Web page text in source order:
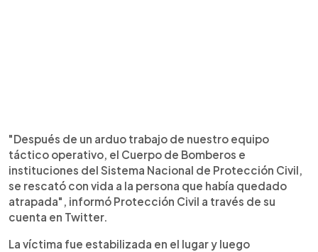
"Después de un arduo trabajo de nuestro equipo
táctico operativo, el Cuerpo de Bomberos e
instituciones del Sistema Nacional de Protección Civil,
se rescató con vida a la persona que había quedado
atrapada", informó Protección Civil a través de su
cuenta en Twitter.
La víctima fue estabilizada en el lugar y luego